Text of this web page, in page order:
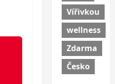
Vířivkou
wellness
Zdarma
Česko